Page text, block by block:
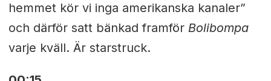
hemmet kör vi inga amerikanska kanaler”
och därför satt bänkad framför Bolibompa
varje kväll. Är starstruck.